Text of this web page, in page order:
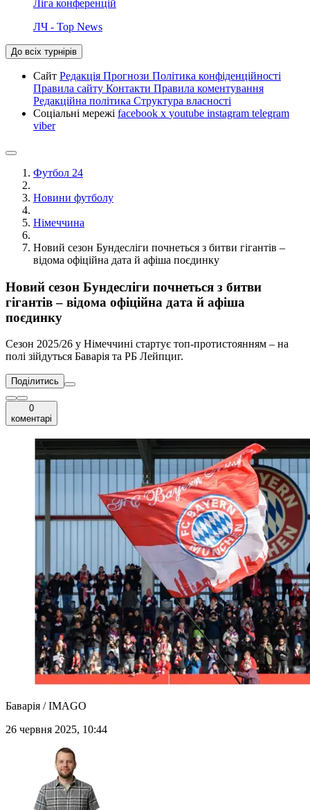
Ліга конференцій
ЛЧ - Top News
До всіх турнірів
Сайт Редакція Прогнози Політика конфіденційності
Правила сайту Контакти Правила коментування
Редакційна політика Структура власності
Соціальні мережі facebook x youtube instagram telegram
viber
Футбол 24
Новини футболу
Німеччина
Новий сезон Бундесліги почнеться з битви гігантів –
відома офіційна дата й афіша поєдинку
Новий сезон Бундесліги почнеться з битви
гігантів – відома офіційна дата й афіша
поєдинку
Сезон 2025/26 у Німеччині стартує топ-протистоянням – на
полі зійдуться Баварія та РБ Лейпциг.
Поділитись
0
коментарі
Баварія / IMAGO
26 червня 2025, 10:44